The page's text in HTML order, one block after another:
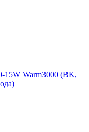
Warm3000 (BK,